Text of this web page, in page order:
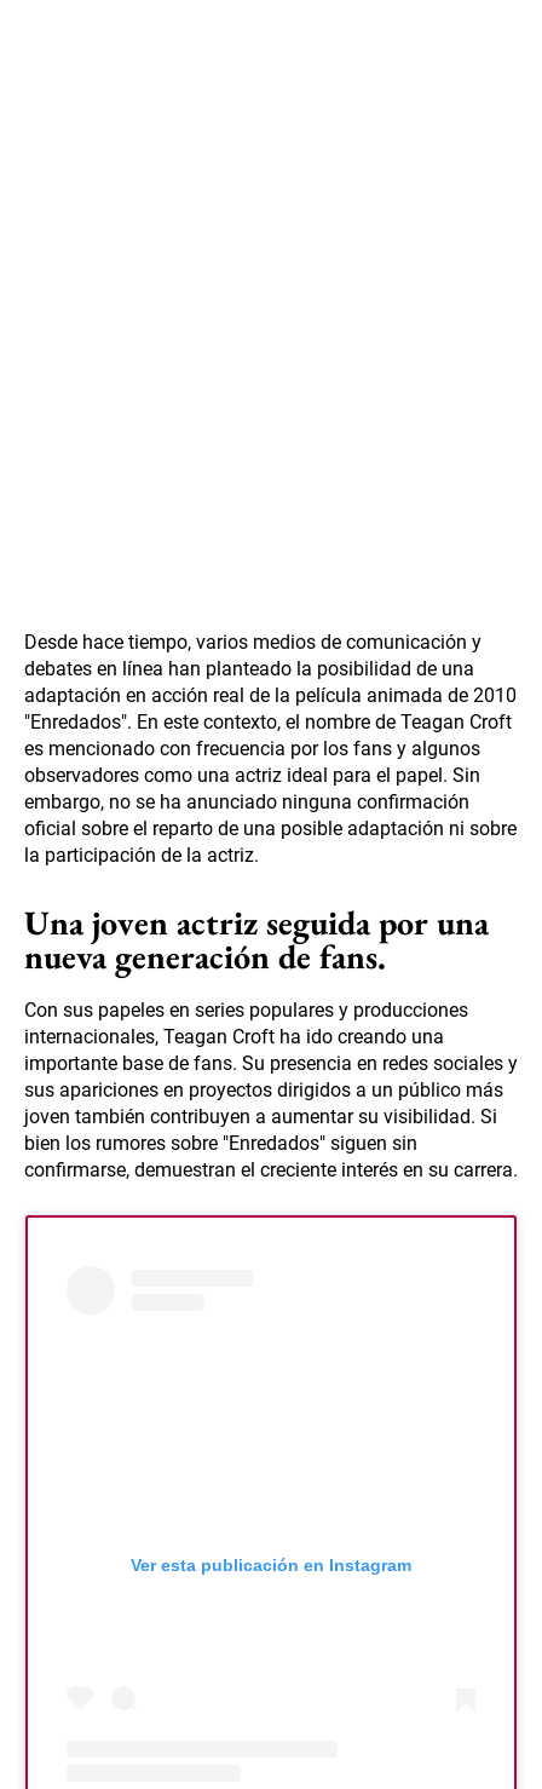
Desde hace tiempo, varios medios de comunicación y
debates en línea han planteado la posibilidad de una
adaptación en acción real de la película animada de 2010
"Enredados". En este contexto, el nombre de Teagan Croft
es mencionado con frecuencia por los fans y algunos
observadores como una actriz ideal para el papel. Sin
embargo, no se ha anunciado ninguna confirmación
oficial sobre el reparto de una posible adaptación ni sobre
la participación de la actriz.
Una joven actriz seguida por una
nueva generación de fans.
Con sus papeles en series populares y producciones
internacionales, Teagan Croft ha ido creando una
importante base de fans. Su presencia en redes sociales y
sus apariciones en proyectos dirigidos a un público más
joven también contribuyen a aumentar su visibilidad. Si
bien los rumores sobre "Enredados" siguen sin
confirmarse, demuestran el creciente interés en su carrera.
Ver esta publicación en Instagram